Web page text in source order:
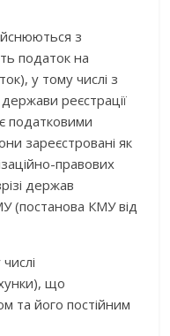
з
податок на
у тому числі з
реєстрації
податковими
зареєстровані як
правових
держав
(постанова КМУ від
що
та його постійним